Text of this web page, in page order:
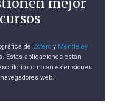
mejor
de Zoteroy Mendeley
Estas aplicaciones están
como en extensiones
web.